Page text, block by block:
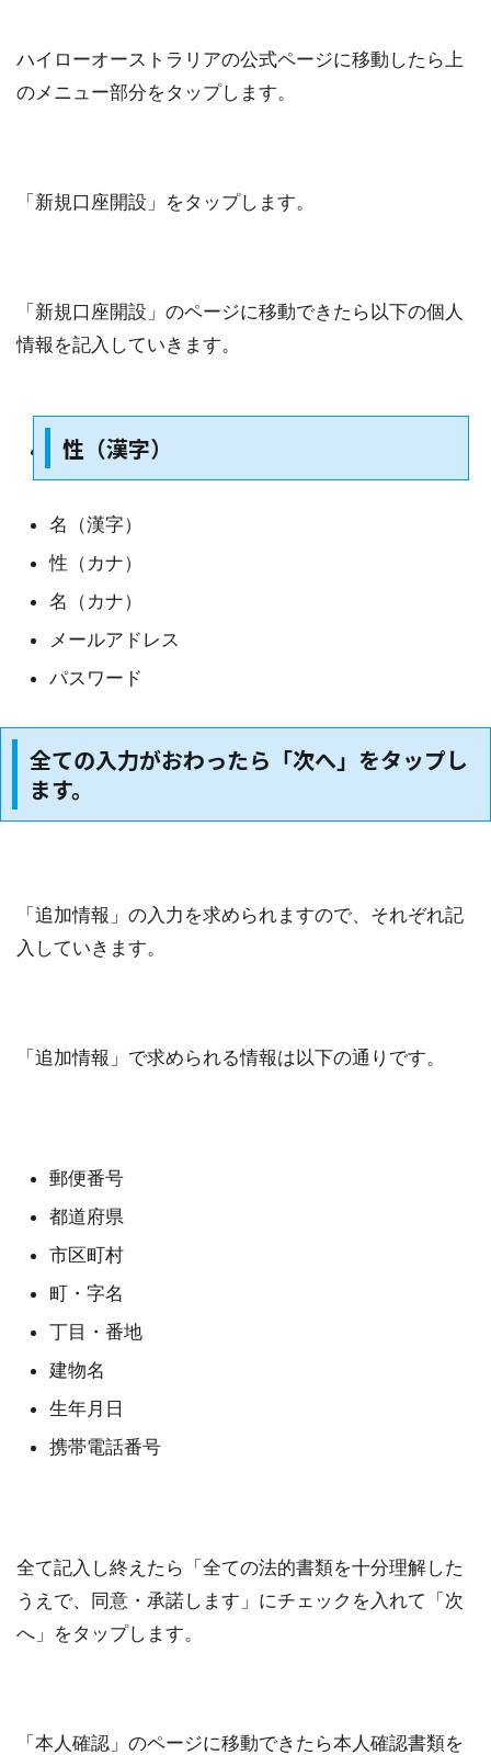
ハイローオーストラリアの公式ページに移動したら上
のメニュー部分をタップします。
「新規口座開設」をタップします。
「新規口座開設」のページに移動できたら以下の個人
情報を記入していきます。
性（漢字）
名（漢字）
性（カナ）
名（カナ）
メールアドレス
パスワード
全ての入力がおわったら「次へ」をタップし
ます。
「追加情報」の入力を求められますので、それぞれ記
入していきます。
「追加情報」で求められる情報は以下の通りです。
郵便番号
都道府県
市区町村
町・字名
丁目・番地
建物名
生年月日
携帯電話番号
全て記入し終えたら「全ての法的書類を十分理解した
うえで、同意・承諾します」にチェックを入れて「次
へ」をタップします。
「本人確認」のページに移動できたら本人確認書類を